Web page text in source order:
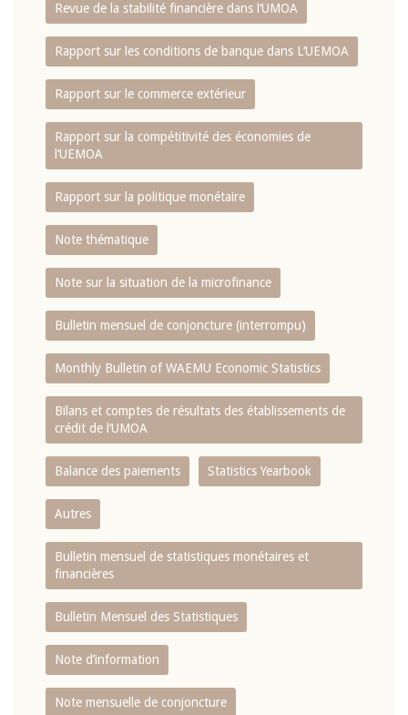
Revue de la stabilité financière dans l‘UMOA
Rapport sur les conditions de banque dans L‘UEMOA
Rapport sur le commerce extérieur
Rapport sur la compétitivité des économies de
l‘UEMOA
Rapport sur la politique monétaire
Note thématique
Note sur la situation de la microfinance
Bulletin mensuel de conjoncture (interrompu)
Monthly Bulletin of WAEMU Economic Statistics
Bilans et comptes de résultats des établissements de
crédit de l‘UMOA
Balance des paiements Statistics Yearbook
Autres
Bulletin mensuel de statistiques monétaires et
financières
Bulletin Mensuel des Statistiques
Note d’information
Note mensuelle de conjoncture